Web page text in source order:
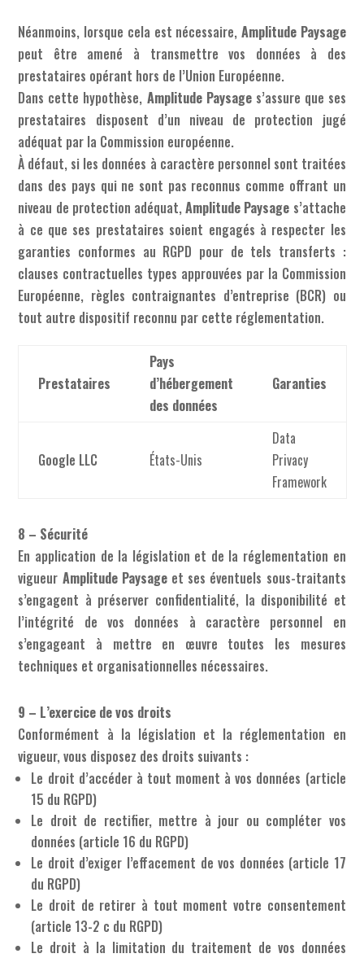
Néanmoins, lorsque cela est nécessaire, Amplitude Paysage
peut être amené à transmettre vos données à des
prestataires opérant hors de l’Union Européenne.
Dans cette hypothèse, Amplitude Paysages’assure que ses
prestataires disposent d’un niveau de protection jugé
adéquat par la Commission européenne.
À défaut, si les données à caractère personnel sont traitées
dans des pays qui ne sont pas reconnus comme offrant un
niveau de protection adéquat,Amplitude Paysage s’attache
à ce que ses prestataires soient engagés à respecter les
garanties conformes au RGPD pour de tels transferts :
clauses contractuelles types approuvées par la Commission
Européenne, règles contraignantes d’entreprise (BCR) ou
tout autre dispositif reconnu par cette réglementation.
Prestataires
Pays
d’hébergement
des données
Garanties
Google LLC États-Unis
Data
Privacy
Framework
8 – Sécurité
En application de la législation et de la réglementation en
vigueur Amplitude Paysageet ses éventuels sous-traitants
s’engagent à préserver confidentialité, la disponibilité et
l’intégrité de vos données à caractère personnel en
s’engageant à mettre en œuvre toutes les mesures
techniques et organisationnelles nécessaires.
9 – L’exercice de vos droits
Conformément à la législation et la réglementation en
vigueur, vous disposez des droits suivants :
Le droit d’accéder à tout moment à vos données (article
15 du RGPD)
Le droit de rectifier, mettre à jour ou compléter vos
données (article 16 du RGPD)
Le droit d’exiger l’effacement de vos données (article 17
du RGPD)
Le droit de retirer à tout moment votre consentement
(article 13-2 c du RGPD)
Le droit à la limitation du traitement de vos données